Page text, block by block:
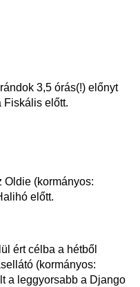
3,5 órás(!) előnyt
Fiskális előtt.
Oldie (kormányos:
előtt.
ért célba a hétből
(kormányos:
a leggyorsabb a Django